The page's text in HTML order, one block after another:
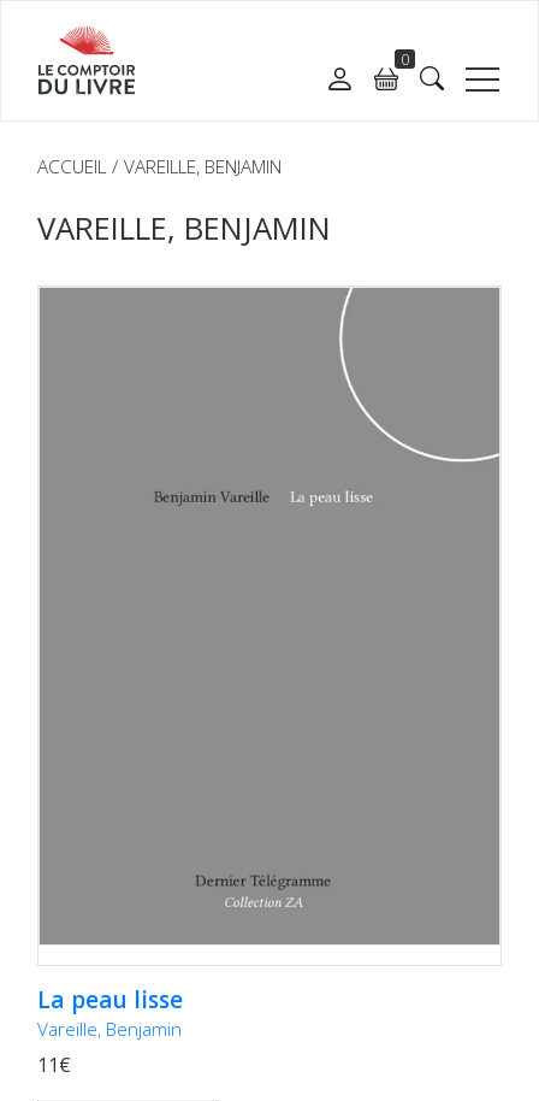
0
ACCUEIL VAREILLE, BENJAMIN
VAREILLE, BENJAMIN
La peau lisse
Vareille, Benjamin
11€